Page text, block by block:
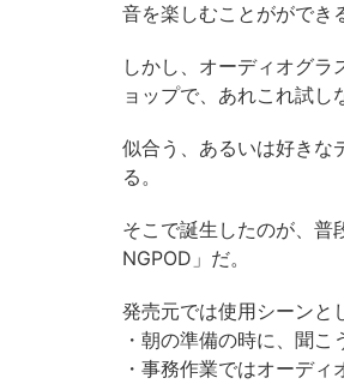
音を楽しむことがができ
しかし、オーディオグ
ョップで、あれこれ試し
似合う、あるいは好きな
る。
そこで誕生したのが、普
NGPOD」だ。
発売元では使用シーンと
・朝の準備の時に、聞
・事務作業ではオーディ